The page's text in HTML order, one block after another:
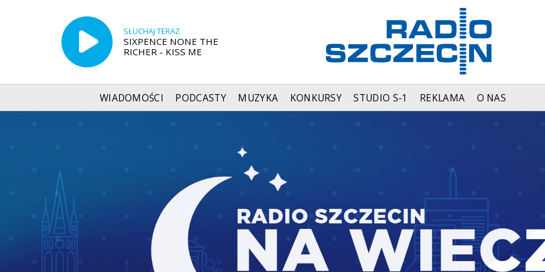
SŁUCHAJ TERAZ
SIXPENCE NONE THE
RICHER - KISS ME
WIADOMOŚCI PODCASTY MUZYKA KONKURSY STUDIO S-1 REKLAMA O NAS